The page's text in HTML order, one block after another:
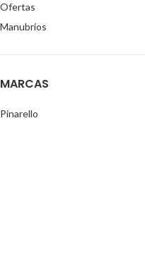
Ofertas
Manubrios
MARCAS
Pinarello